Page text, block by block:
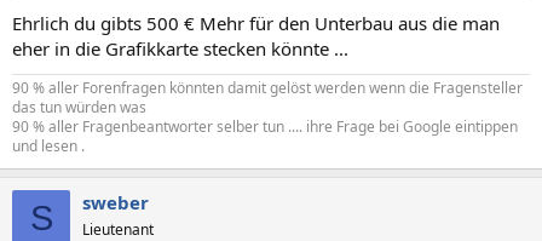
Ehrlich du gibts 500 € Mehr für den Unterbau aus die man
eher in die Grafikkarte stecken könnte ...
90 % aller Forenfragen könnten damit gelöst werden wenn die Fragensteller
das tun würden was
90 % aller Fragenbeantworter selber tun .... ihre Frage bei Google eintippen
und lesen .
S sweber
Lieutenant